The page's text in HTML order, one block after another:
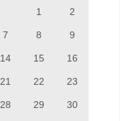
1 2
7 8 9
14 15 16
21 22 23
28 29 30